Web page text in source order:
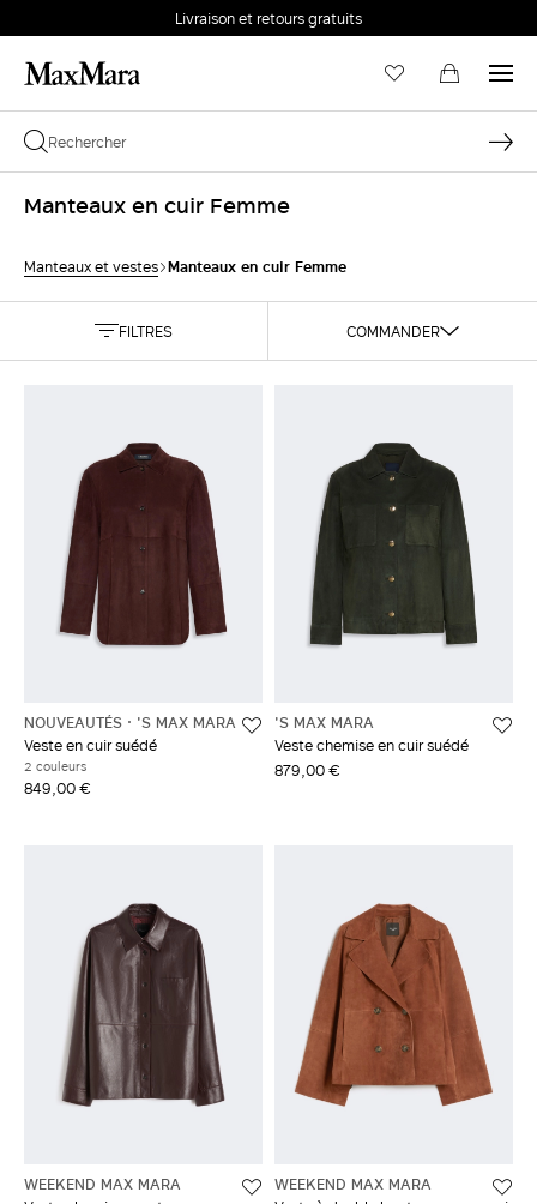
Livraison et retours gratuits
Manteaux en cuir Femme
Manteaux et vestes Manteaux en cuir Femme
FILTRES COMMANDER
NOUVEAUTÉS
'S MAX MARA
Veste en cuir suédé
2 couleurs
849,00 €
'S MAX MARA
Veste chemise en cuir suédé
879,00 €
WEEKEND MAX MARA
WEEKEND MAX MARA